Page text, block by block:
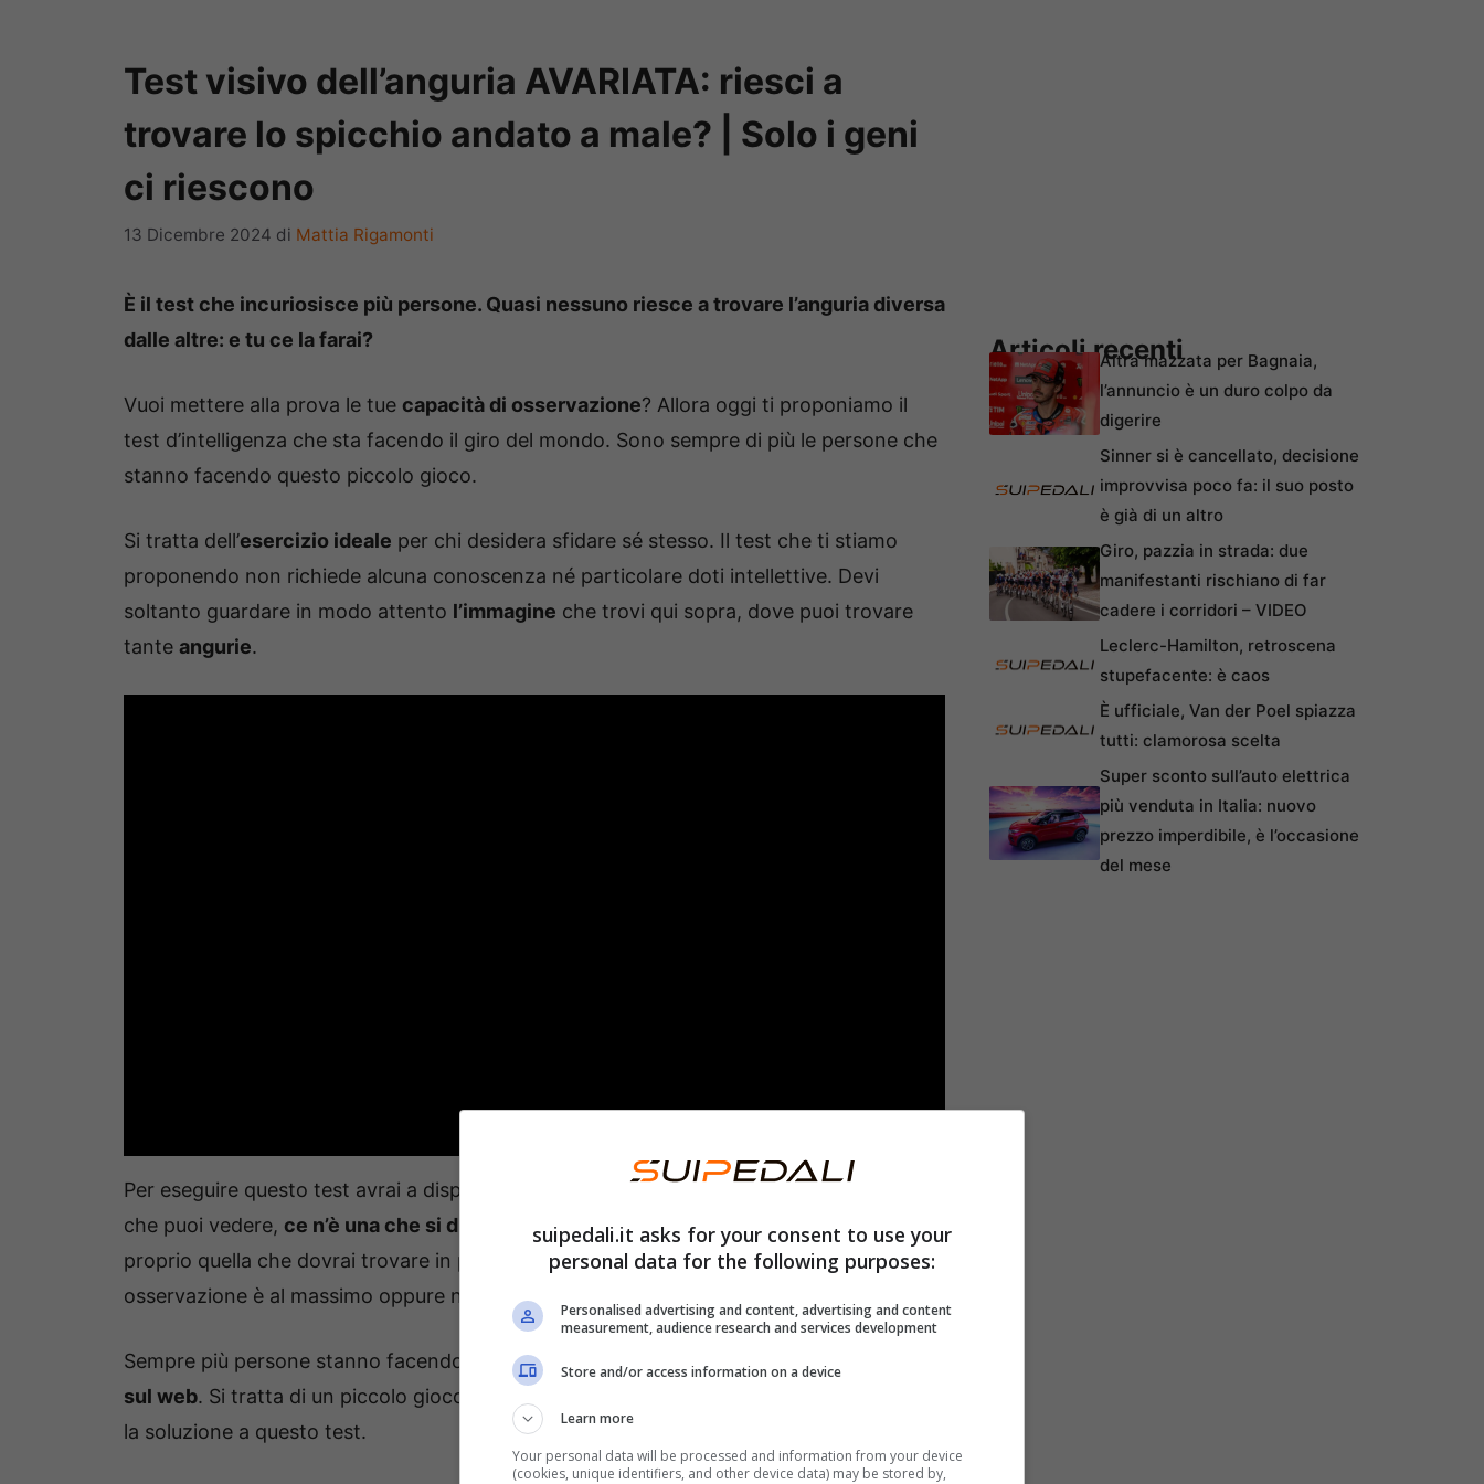
Test visivo dell’anguria AVARIATA: riesci a
trovare lo spicchio andato a male? | Solo i geni
ci riescono
13 Dicembre 2024 di Mattia Rigamonti
È il test che incuriosisce più persone. Quasi nessuno riesce a trovare l’anguria diversa
dalle altre: e tu ce la farai?
Vuoi mettere alla prova le tue capacità di osservazione? Allora oggi ti proponiamo il
test d’intelligenza che sta facendo il giro del mondo. Sono sempre di più le persone che
stanno facendo questo piccolo gioco.
Si tratta dell’esercizio ideale per chi desidera sfidare sé stesso. Il test che ti stiamo
proponendo non richiede alcuna conoscenza né particolare doti intellettive. Devi
soltanto guardare in modo attento l’immagine che trovi qui sopra, dove puoi trovare
tante angurie.
Per eseguire questo test avrai a disposizione solo 10 secondi. Tra le tantissime angurie
che puoi vedere, ce n’è una che si distinguein modo particolare dalle altre. Ed è
proprio quella che dovrai trovare in pochi secondi per vedere se il tuo spirito di
osservazione è al massimo oppure no.
Sempre più persone stanno facendo questo test che in pochi giorni è diventato
sul web. Si tratta di un piccolo gioco che tutti vogliono fare. Più sotto ti sveliamo qual è
la soluzione a questo test.
Articoli recentiAltra mazzata per Bagnaia,
l’annuncio è un duro colpo da
digerire
Sinner si è cancellato, decisione
improvvisa poco fa: il suo posto
è già di un altro
Giro, pazzia in strada: due
manifestanti rischiano di far
cadere i corridori – VIDEO
Leclerc-Hamilton, retroscena
stupefacente: è caos
È ufficiale, Van der Poel spiazza
tutti: clamorosa scelta
Super sconto sull’auto elettrica
più venduta in Italia: nuovo
prezzo imperdibile, è l’occasione
del mese
suipedali.it asks for your consent to use your
personal data for the following purposes:
Personalised advertising and content, advertising and content
measurement, audience research and services development
Store and/or access information on a device
Learn more
Your personal data will be processed and information from your device
(cookies, unique identifiers, and other device data) may be stored by,